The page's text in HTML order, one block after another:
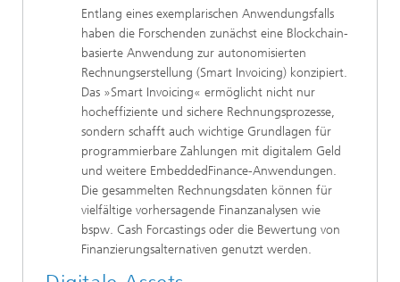
Entlang eines exemplarischen Anwendungsfalls
haben die Forschenden zunächst eine Blockchain-
basierte Anwendung zur autonomisierten
Rechnungserstellung (Smart Invoicing) konzipiert.
Das »Smart Invoicing« ermöglicht nicht nur
hocheffiziente und sichere Rechnungsprozesse,
sondern schafft auch wichtige Grundlagen für
programmierbare Zahlungen mit digitalem Geld
und weitere EmbeddedFinance-Anwendungen.
Die gesammelten Rechnungsdaten können für
vielfältige vorhersagende Finanzanalysen wie
bspw. Cash Forcastings oder die Bewertung von
Finanzierungsalternativen genutzt werden.